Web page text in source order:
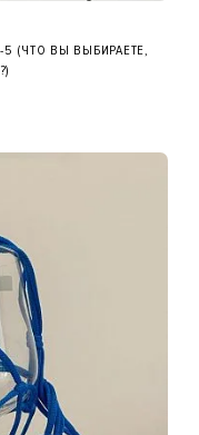
5 (ЧТО ВЫ ВЫБИРАЕТЕ,